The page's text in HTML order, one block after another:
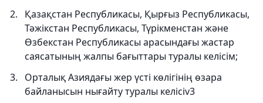
Қазақстан Республикасы, Қырғыз Республикасы,
Тәжікстан Республикасы, Түрікменстан және
Өзбекстан Республикасы арасындағы жастар
саясатының жалпы бағыттары туралы келісім;
Орталық Азиядағы жер үсті көлігінің өзара
байланысын нығайту туралы келісіv3